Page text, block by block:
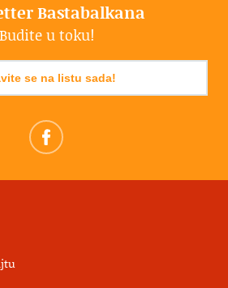
Bastabalkana
Budite u toku!
se na listu sada!